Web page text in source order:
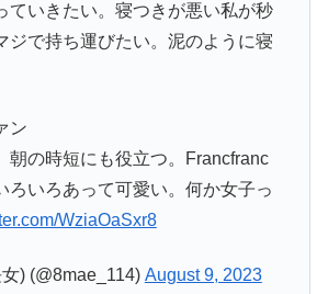
ていきたい。寝つきが悪い私が秒
ジで持ち運びたい。泥のように寝
ン
朝の時短にも役立つ。Francfranc
ろいろあって可愛い。何か女子っ
WziaOaSxr8
) (@8mae_114) August 9, 2023